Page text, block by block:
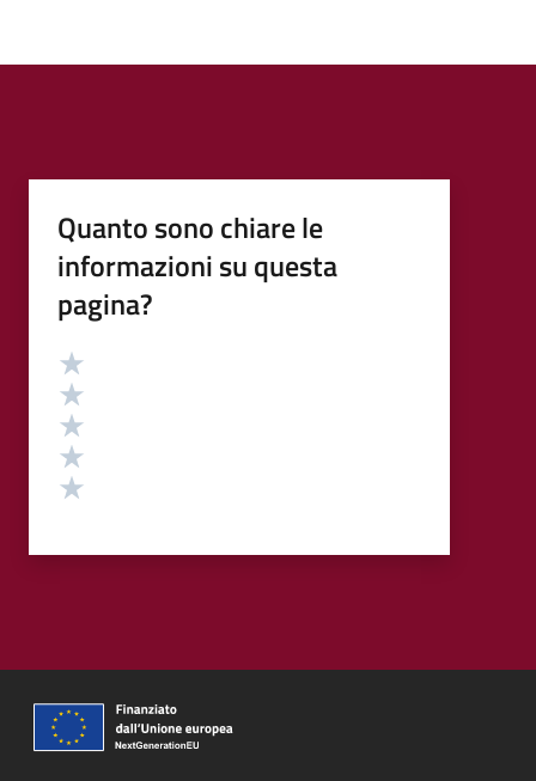
Quanto sono chiare le
informazioni su questa
pagina?
Valutazione